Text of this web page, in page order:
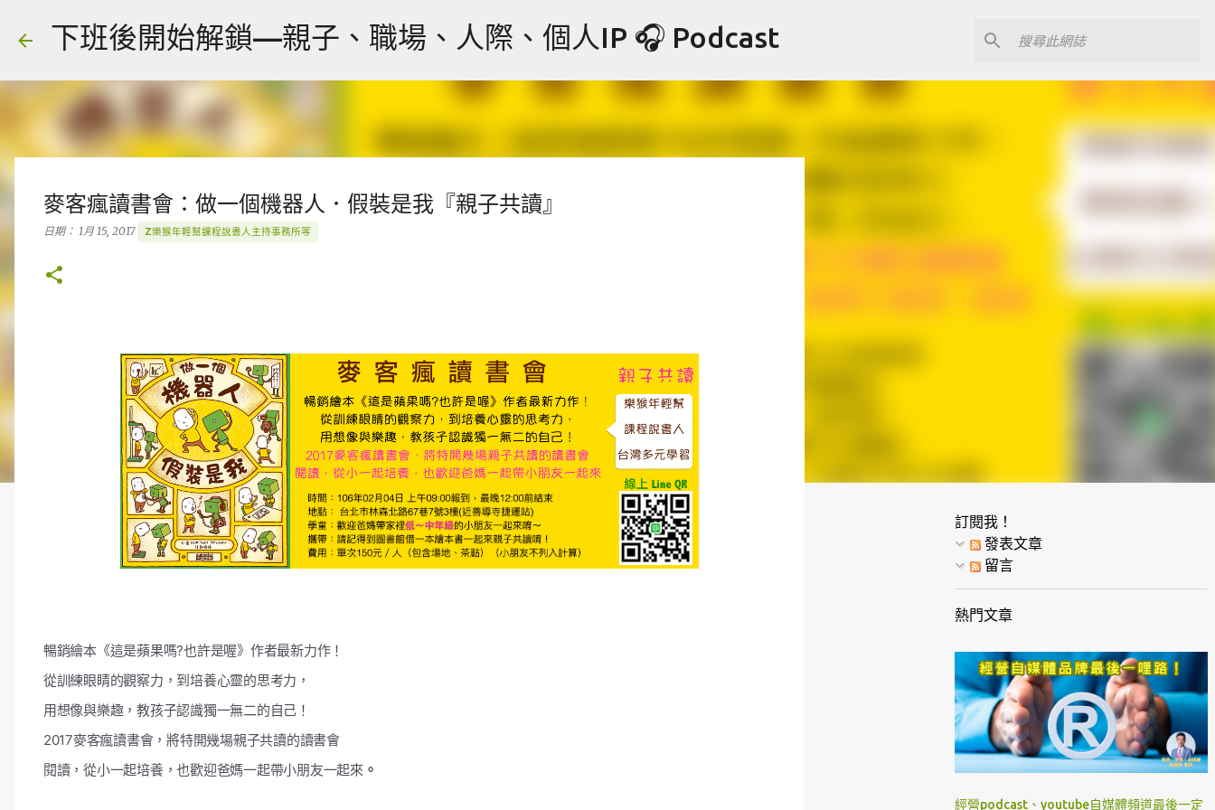
跳到主要內容
下班後開始解鎖—親子、職場、人際、個人IP 🎧 Podcast
麥客瘋讀書會：做一個機器人．假裝是我『親子共讀』
日期： 1月 15, 2017 Z樂猴年輕幫課程說書人主持事務所等
暢銷繪本《這是蘋果嗎?也許是喔》作者最新力作！
從訓練眼睛的觀察力，到培養心靈的思考力，
用想像與樂趣，教孩子認識獨一無二的自己！
2017麥客瘋讀書會，將特開幾場親子共讀的讀書會
閱讀，從小一起培養，也歡迎爸媽一起帶小朋友一起來 。
訂閱我！
發表文章
留言
熱門文章
經營podcast、youtube自媒體頻道最後一定